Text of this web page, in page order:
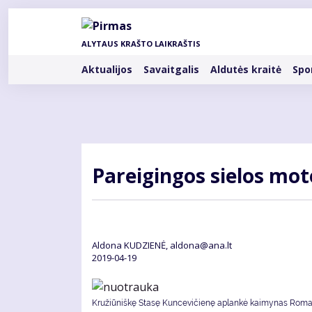
Pereiti
ALYTAUS KRAŠTO LAIKRAŠTIS
Rubrikos
Aktualijos Savaitgalis Aldutės kraitė
Pa­rei­gin­gos sie­los
Aldona KUDZIENĖ, aldona@ana.lt
2019-04-19
Kružiūniškę Stasę Kuncevičienę aplankė kaimynas